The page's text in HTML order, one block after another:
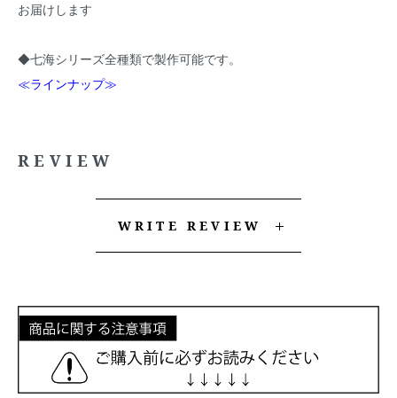
お届けします
◆七海シリーズ全種類で製作可能です。
≪ラインナップ≫
REVIEW
WRITE REVIEW